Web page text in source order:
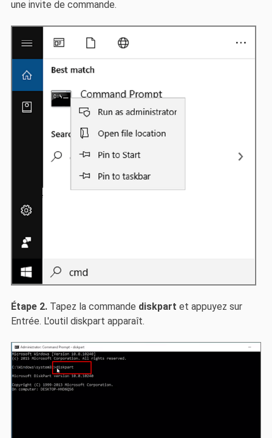
une invite de commande.
Étape 2. Tapez la commande diskpart et appuyez sur
Entrée. L'outil diskpart apparaît.